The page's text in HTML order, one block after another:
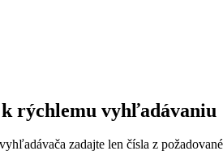
k rýchlemu vyhľadávaniu
zadajte len čísla z